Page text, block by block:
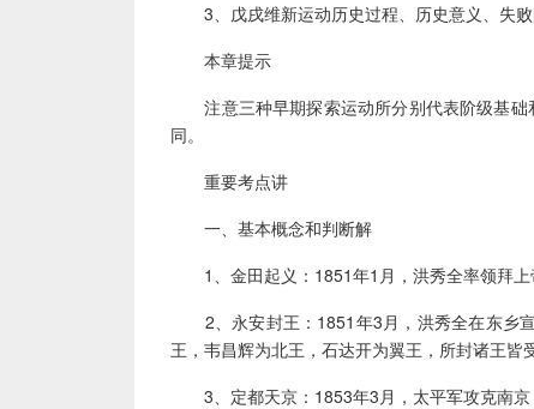
3、戊戌维新运动历史过程、历史意义、失败
本章提示
注意三种早期探索运动所分别代表阶级基础
同。
重要考点讲
一、基本概念和判断解
1、金田起义：1851年1月，洪秀全率领拜上
2、永安封王：1851年3月，洪秀全在东乡宣
王，韦昌辉为北王，石达开为翼王，所封诸王皆
3、定都天京：1853年3月，太平军攻克南京